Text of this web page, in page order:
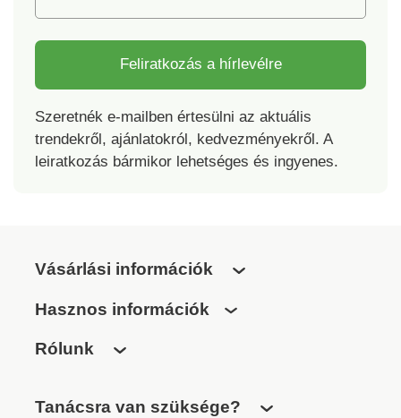
Feliratkozás a hírlevélre
Szeretnék e-mailben értesülni az aktuális
trendekről, ajánlatokról, kedvezményekről. A
leiratkozás bármikor lehetséges és ingyenes.
Vásárlási információk
Hasznos információk
Rólunk
Tanácsra van szüksége?